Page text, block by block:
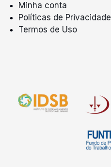
Minha conta
Políticas de Privacidade
Termos de Uso